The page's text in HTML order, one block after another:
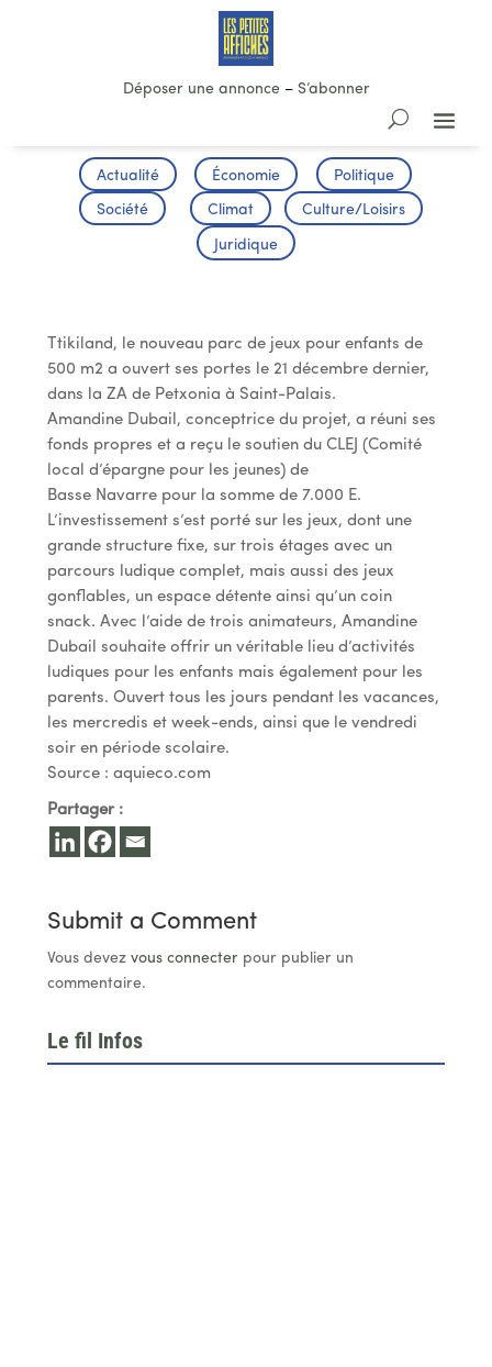
Déposer une annonce– S’abonner
Actualité Économie Politique
Société Climat Culture/Loisirs
Juridique
Ttikiland, le nouveau parc de jeux pour enfants de
500 m2 a ouvert ses portes le 21 décembre dernier,
dans la ZA de Petxonia à Saint-Palais.
Amandine Dubail, conceptrice du projet, a réuni ses
fonds propres et a reçu le soutien du CLEJ (Comité
local d’épargne pour les jeunes) de
Basse Navarre pour la somme de 7.000 E.
L’investissement s’est porté sur les jeux, dont une
grande structure fixe, sur trois étages avec un
parcours ludique complet, mais aussi des jeux
gonflables, un espace détente ainsi qu’un coin
snack. Avec l’aide de trois animateurs, Amandine
Dubail souhaite offrir un véritable lieu d’activités
ludiques pour les enfants mais également pour les
parents. Ouvert tous les jours pendant les vacances,
les mercredis et week-ends, ainsi que le vendredi
soir en période scolaire.
Source : aquieco.com
Partager :
Submit a Comment
Vous devez vous connecterpour publier un
commentaire.
Le fil Infos